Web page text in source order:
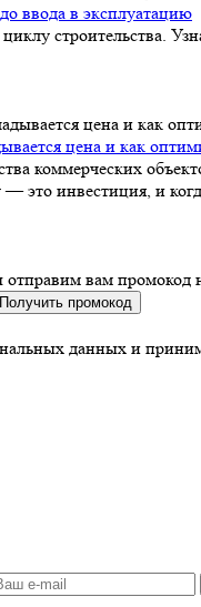
ввода в эксплуатацию
строительства.
цена и как
коммерческих
это инвестиция, и
вам промокод
Получить промокод
данных и